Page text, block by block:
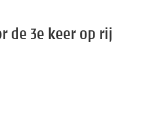
de 3e keer op rij